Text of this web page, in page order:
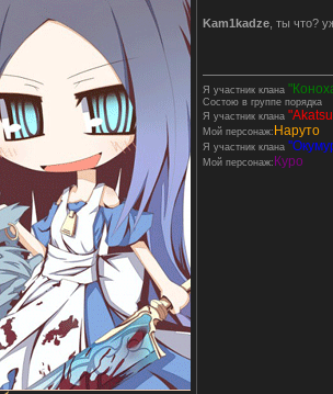
Kam1kadze , ты что?
Я участник клана
Состою в группе порядка
Я участник клана
Мой персонаж: Наруто
Я участник клана
Мой персонаж: Куро